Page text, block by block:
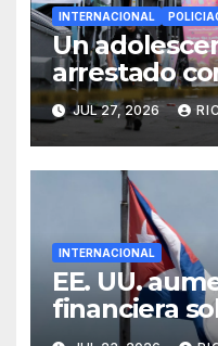
INTERNACIONAL
Un
arrestado
de tiroteo
JUL 27, 2026
INTERNACIONAL
EE. UU.
financiera
de Cuba